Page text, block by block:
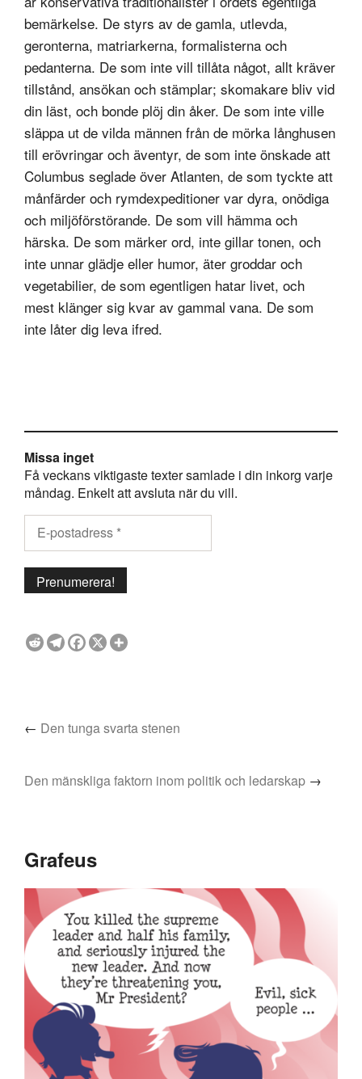
bemärkelse. De styrs av de gamla, utlevda,
geronterna, matriarkerna, formalisterna och
pedanterna. De som inte vill tillåta något, allt kräver
tillstånd, ansökan och stämplar; skomakare bliv vid
din läst, och bonde plöj din åker. De som inte ville
släppa ut de vilda männen från de mörka långhusen
till erövringar och äventyr, de som inte önskade att
Columbus seglade över Atlanten, de som tyckte att
månfärder och rymdexpeditioner var dyra, onödiga
och miljöförstörande. De som vill hämma och
härska. De som märker ord, inte gillar tonen, och
inte unnar glädje eller humor, äter groddar och
vegetabilier, de som egentligen hatar livet, och
mest klänger sig kvar av gammal vana. De som
inte låter dig leva ifred.
Missa inget
Få veckans viktigaste texter samlade i din inkorg varje
måndag. Enkelt att avsluta när du vill.
← Den tunga svarta stenen
Den mänskliga faktorn inom politik och ledarskap →
Grafeus